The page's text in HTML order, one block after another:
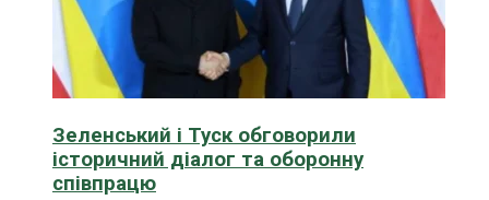
Зеленський і Туск обговорили
історичний діалог та оборонну
співпрацю